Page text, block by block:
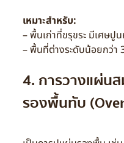
เหมาะสำหรับ:
– พื้นเก่าที่ขรุขระ มีเศษปู
– พื้นที่ต่างระดับน้อยกว่า
4. การวางแผ่น
รองพื้นทับ